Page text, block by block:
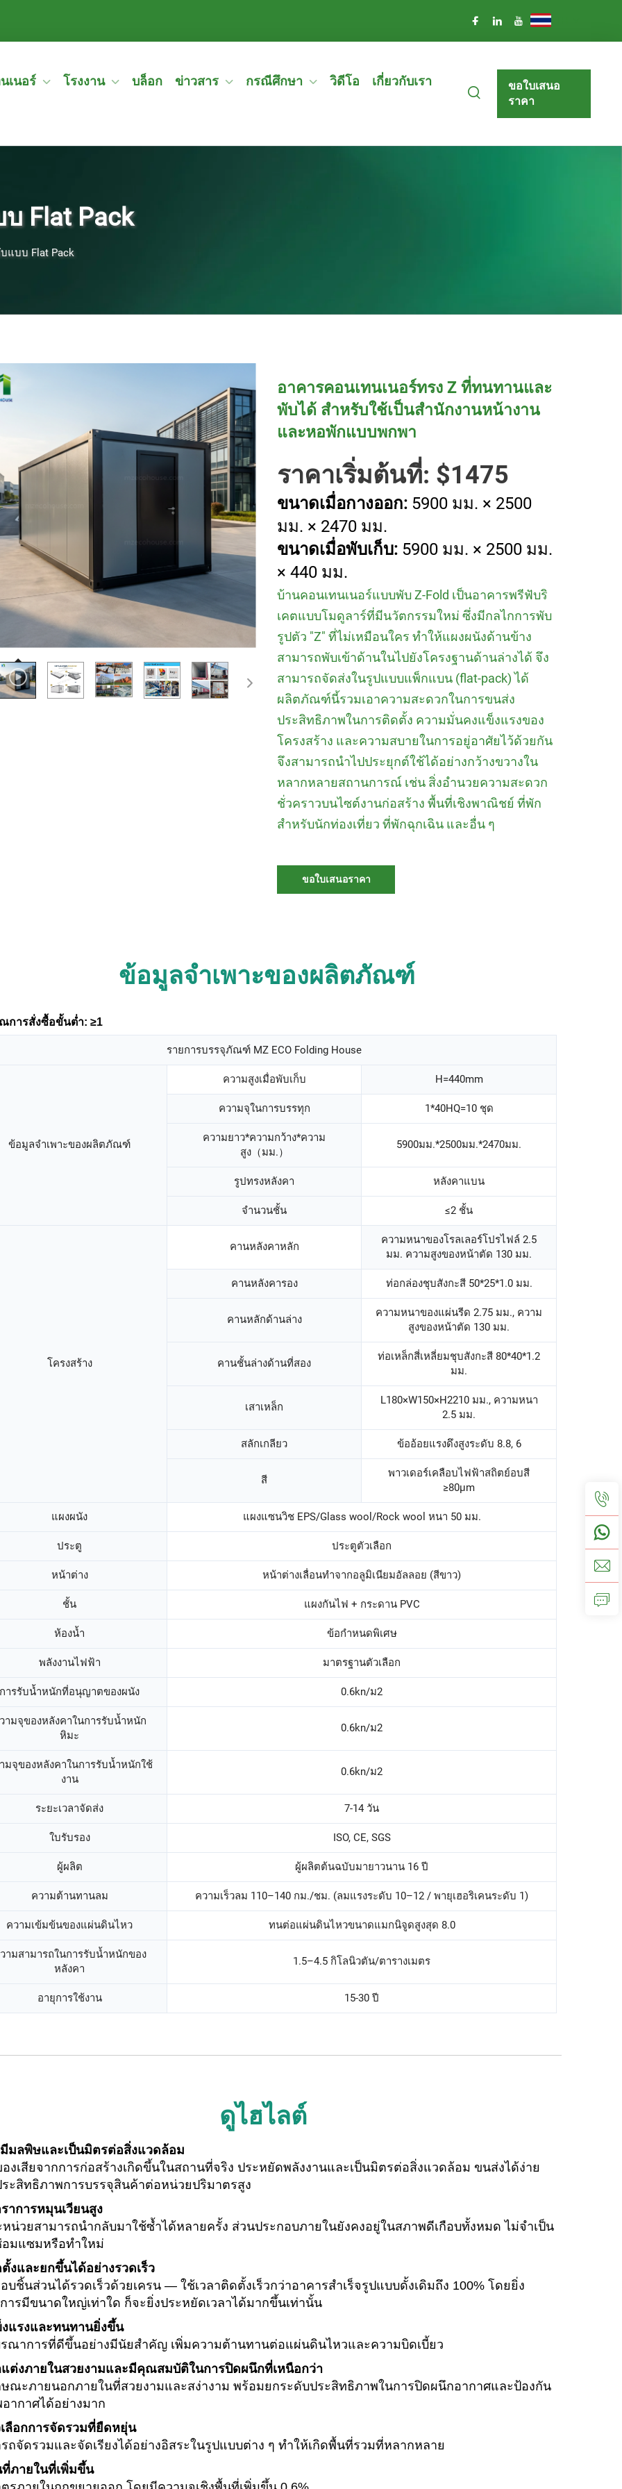
เนอร์ โรงงาน บล็อก ข่าวสาร กรณีศึกษา วิดีโอ เกี่ยวกับเรา
ขอใบเสนอ
ราคา
Flat Pack
แบบ Flat Pack
อาคารคอนเทนเนอร์ทรง Z ที่ทนทานและ
พับได้ สำหรับใช้เป็นสำนักงานหน้างาน
และหอพักแบบพกพา
ราคาเริ่มต้นที่: $1475
ขนาดเมื่อกางออก: 5900 มม. × 2500
มม. × 2470 มม.
ขนาดเมื่อพับเก็บ: 5900 มม. × 2500 มม.
× 440 มม.
บ้านคอนเทนเนอร์แบบพับ Z-Fold เป็นอาคารพรีฟับริ
เคตแบบโมดูลาร์ที่มีนวัตกรรมใหม่ ซึ่งมีกลไกการพับ
รูปตัว "Z" ที่ไม่เหมือนใคร ทำให้แผงผนังด้านข้าง
สามารถพับเข้าด้านในไปยังโครงฐานด้านล่างได้ จึง
สามารถจัดส่งในรูปแบบแพ็กแบน (flat-pack) ได้
ผลิตภัณฑ์นี้รวมเอาความสะดวกในการขนส่ง
ประสิทธิภาพในการติดตั้ง ความมั่นคงแข็งแรงของ
โครงสร้าง และความสบายในการอยู่อาศัยไว้ด้วยกัน
จึงสามารถนำไปประยุกต์ใช้ได้อย่างกว้างขวางใน
หลากหลายสถานการณ์ เช่น สิ่งอำนวยความสะดวก
ชั่วคราวบนไซต์งานก่อสร้าง พื้นที่เชิงพาณิชย์ ที่พัก
สำหรับนักท่องเที่ยว ที่พักฉุกเฉิน และอื่น ๆ
ขอใบเสนอราคา
ข้อมูลจำเพาะของผลิตภัณฑ์
การสั่งซื้อขั้นต่ำ: ≥1
รายการบรรจุภัณฑ์ MZ ECO Folding House
ข้อมูลจำเพาะของผลิตภัณฑ์
ความสูงเมื่อพับเก็บ H=440mm
ความจุในการบรรทุก 1*40HQ=10 ชุด
ความยาว*ความกว้าง*ความ
สูง（มม.）
5900มม.*2500มม.*2470มม.
รูปทรงหลังคา หลังคาแบน
จํานวนชั้น ≤2 ชั้น
โครงสร้าง
คานหลังคาหลัก
ความหนาของโรลเลอร์โปรไฟล์ 2.5
มม. ความสูงของหน้าตัด 130 มม.
คานหลังคารอง ท่อกล่องชุบสังกะสี 50*25*1.0 มม.
คานหลักด้านล่าง
ความหนาของแผ่นรีด 2.75 มม., ความ
สูงของหน้าตัด 130 มม.
คานชั้นล่างด้านที่สอง
ท่อเหล็กสี่เหลี่ยมชุบสังกะสี 80*40*1.2
มม.
เสาเหล็ก
L180×W150×H2210 มม., ความหนา
2.5 มม.
สลักเกลียว ข้ออ้อยแรงดึงสูงระดับ 8.8, 6
สี
พาวเดอร์เคลือบไฟฟ้าสถิตย์อบสี
≥80μm
แผงผนัง แผงแซนวิช EPS/Glass wool/Rock wool หนา 50 มม.
ประตู ประตูตัวเลือก
หน้าต่าง หน้าต่างเลื่อนทำจากอลูมิเนียมอัลลอย (สีขาว)
ชั้น แผงกันไฟ + กระดาน PVC
ห้องน้ำ ข้อกำหนดพิเศษ
พลังงานไฟฟ้า มาตรฐานตัวเลือก
การรับน้ำหนักที่อนุญาตของผนัง 0.6kn/ม2
ามจุของหลังคาในการรับน้ำหนัก
หิมะ
0.6kn/ม2
มจุของหลังคาในการรับน้ำหนักใช้
งาน
0.6kn/ม2
ระยะเวลาจัดส่ง 7-14 วัน
ใบรับรอง ISO, CE, SGS
ผู้ผลิต ผู้ผลิตต้นฉบับมายาวนาน 16 ปี
ความต้านทานลม ความเร็วลม 110–140 กม./ชม. (ลมแรงระดับ 10–12 / พายุเฮอริเคนระดับ 1)
ความเข้มข้นของแผ่นดินไหว ทนต่อแผ่นดินไหวขนาดแมกนิจูดสูงสุด 8.0
ามสามารถในการรับน้ำหนักของ
หลังคา
1.5–4.5 กิโลนิวตัน/ตารางเมตร
อายุการใช้งาน 15-30 ปี
ดูไฮไลต์
มลพิษและเป็นมิตรต่อสิ่งแวดล้อม
งเสียจากการก่อสร้างเกิดขึ้นในสถานที่จริง ประหยัดพลังงานและเป็นมิตรต่อสิ่งแวดล้อม ขนส่งได้ง่าย
ะสิทธิภาพการบรรจุสินค้าต่อหน่วยปริมาตรสูง
าการหมุนเวียนสูง
น่วยสามารถนำกลับมาใช้ซ้ำได้หลายครั้ง ส่วนประกอบภายในยังคงอยู่ในสภาพดีเกือบทั้งหมด ไม่จำเป็น
มแซมหรือทำใหม่
งและยกขึ้นได้อย่างรวดเร็ว
บชิ้นส่วนได้รวดเร็วด้วยเครน — ใช้เวลาติดตั้งเร็วกว่าอาคารสำเร็จรูปแบบดั้งเดิมถึง 100% โดยยิ่ง
ารมีขนาดใหญ่เท่าใด ก็จะยิ่งประหยัดเวลาได้มากขึ้นเท่านั้น
แรงและทนทานยิ่งขึ้น
ณาการที่ดีขึ้นอย่างมีนัยสำคัญ เพิ่มความต้านทานต่อแผ่นดินไหวและความบิดเบี้ยว
ต่งภายในสวยงามและมีคุณสมบัติในการปิดผนึกที่เหนือกว่า
ณะภายนอกภายในที่สวยงามและสง่างาม พร้อมยกระดับประสิทธิภาพในการปิดผนึกอากาศและป้องกัน
ากาศได้อย่างมาก
ลือกการจัดรวมที่ยืดหยุ่น
ถจัดรวมและจัดเรียงได้อย่างอิสระในรูปแบบต่าง ๆ ทำให้เกิดพื้นที่รวมที่หลากหลาย
ภายในที่เพิ่มขึ้น